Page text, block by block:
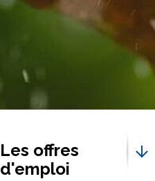
Les offres
d'emploi